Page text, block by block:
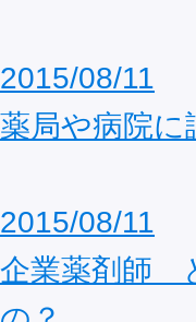
2015/08/11
薬局や病院
2015/08/11
企業薬剤師